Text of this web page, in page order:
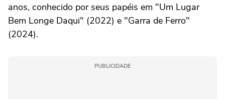
anos, conhecido por seus papéis em "Um Lugar
Bem Longe Daqui" (2022) e "Garra de Ferro"
(2024).
PUBLICIDADE